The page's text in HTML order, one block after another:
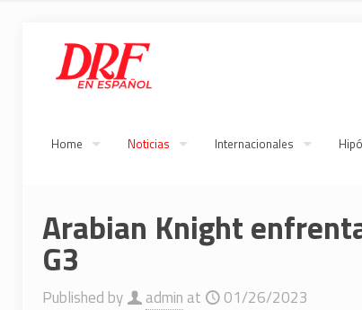
Home Noticias Internacionales
Arabian Knight
G3
Published by admin at 01/26/2023